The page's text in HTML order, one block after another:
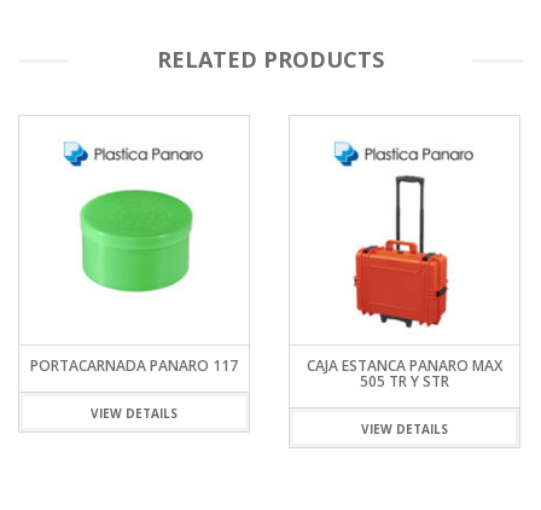
RELATED PRODUCTS
PORTACARNADA PANARO 117
VIEW DETAILS
CAJA ESTANCA PANARO MAX
505 TR Y STR
VIEW DETAILS